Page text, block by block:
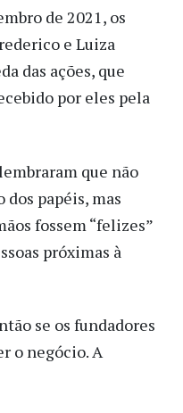
de 2021, os
e Luiza
das ações, que
por eles pela
que não
papéis, mas
fossem “felizes”
próximas à
se os fundadores
o negócio. A